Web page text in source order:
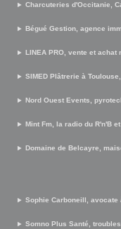
Charcuteries d'Occitanie,
Bégué Gestion, agence
LINEA PRO, vente et
SIMED Plâtrerie à
Nord Ouest Events,
Mint Fm, la radio du R'n'B
Domaine de Belcayre,
Sophie Carboneill, avocate
Somno Plus Santé,